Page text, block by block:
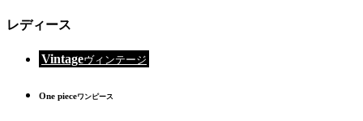
レディース
Vintageヴィンテージ
One pieceワンピース